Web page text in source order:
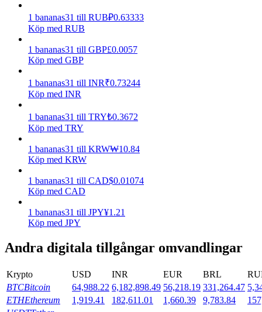
Hög avkastning och omedelbar tillgång
Launchpool
Flexibel insats för att tjäna populära tokens
1 bananas31 till RUB₽0.63333
Köp med RUB
1 bananas31 till GBP£0.0057
Köp med GBP
1 bananas31 till INR₹0.73244
Köp med INR
1 bananas31 till TRY₺0.3672
Köp med TRY
1 bananas31 till KRW₩10.84
Köp med KRW
1 bananas31 till CAD$0.01074
Köp med CAD
1 bananas31 till JPY¥1.21
Köp med JPY
Andra digitala tillgångar omvandlingar
Krypto USD INR EUR BRL
BTCBitcoin 64,988.22 6,182,898.49 56,218.19 331,264.47
ETHEthereum 1,919.41 182,611.01 1,660.39 9,783.84